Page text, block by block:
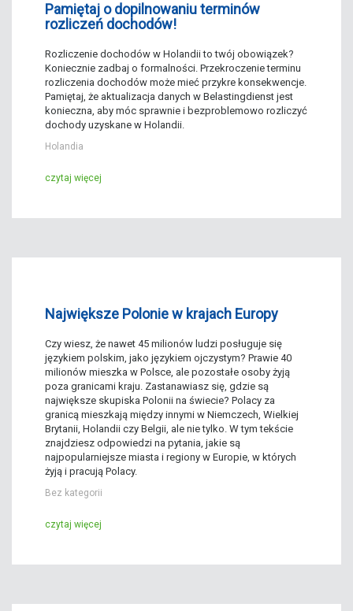
Pamiętaj o dopilnowaniu terminów
rozliczeń dochodów!
Rozliczenie dochodów w Holandii to twój obowiązek?
Koniecznie zadbaj o formalności. Przekroczenie terminu
rozliczenia dochodów może mieć przykre konsekwencje.
Pamiętaj, że aktualizacja danych w Belastingdienst jest
konieczna, aby móc sprawnie i bezproblemowo rozliczyć
dochody uzyskane w Holandii.
Holandia
czytaj więcej
Największe Polonie w krajach Europy
Czy wiesz, że nawet 45 milionów ludzi posługuje się
językiem polskim, jako językiem ojczystym? Prawie 40
milionów mieszka w Polsce, ale pozostałe osoby żyją
poza granicami kraju. Zastanawiasz się, gdzie są
największe skupiska Polonii na świecie? Polacy za
granicą mieszkają między innymi w Niemczech, Wielkiej
Brytanii, Holandii czy Belgii, ale nie tylko. W tym tekście
znajdziesz odpowiedzi na pytania, jakie są
najpopularniejsze miasta i regiony w Europie, w których
żyją i pracują Polacy.
Bez kategorii
czytaj więcej